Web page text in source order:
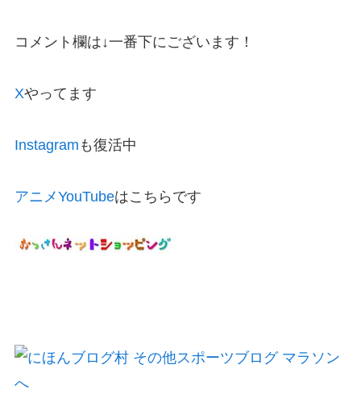
コメント欄は↓一番下にございます！
Xやってます
Instagram も復活中
アニメYouTubeはこちらです